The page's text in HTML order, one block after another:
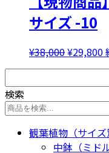
サイズ -10
¥38,000元
の
で
¥29,800
検索
観葉植物（サイズ
中鉢（ミド